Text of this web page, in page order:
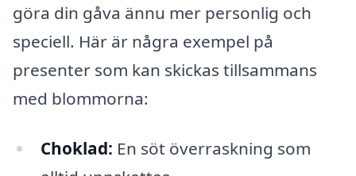
göra din gåva ännu mer personlig och
speciell. Här är några exempel på
presenter som kan skickas tillsammans
med blommorna:
Choklad: En söt överraskning som